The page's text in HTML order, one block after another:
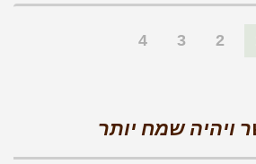
2
3
4
ויהיה שמח יותר